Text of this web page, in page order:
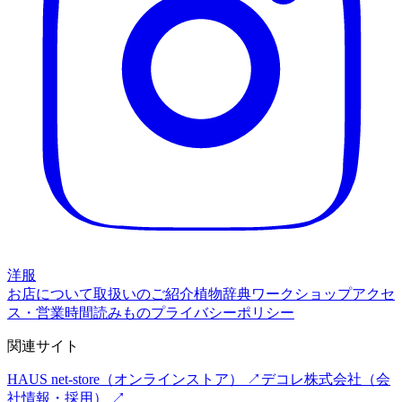
洋服
お店について取扱いのご紹介植物辞典ワークショップアクセ
ス・営業時間読みものプライバシーポリシー
関連サイト
HAUS net-store （オンラインストア） ↗ デコレ株式会社 （会
社情報・採用） ↗